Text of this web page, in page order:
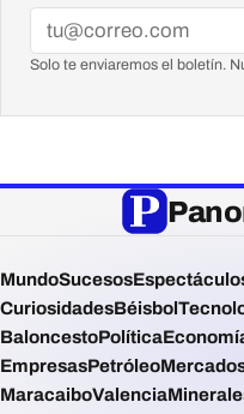
Solo te enviaremos el boletín.
MundoSucesos
CuriosidadesBéisbol
BaloncestoPolítica
EmpresasPetróleo
MaracaiboValencia